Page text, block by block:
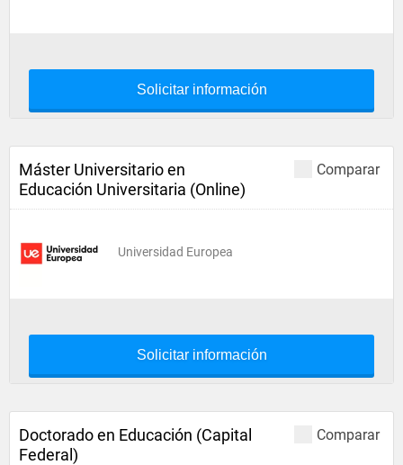
Solicitar información
Comparar
Máster Universitario en
Educación Universitaria (Online)
Universidad Europea
Solicitar información
Comparar
Doctorado en Educación (Capital
Federal)